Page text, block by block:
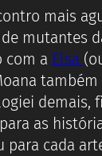
mais
mutantes
com a Elsa
demais,
as
para cada